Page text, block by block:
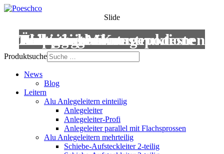
Slide
Leitern
Treppen
Anstiege
Podestleitern
Roll- und Montagepodeste
Wartungsbühnen
Übergänge
Aluminium-Konstruktionen
Produktsuche
News
Blog
Leitern
Alu Anlegeleitern einteilig
Anlegeleiter
Anlegeleiter-Profi
Anlegeleiter parallel mit Flachsprossen
Alu Anlegeleitern mehrteilig
Schiebe-Aufsteckleiter 2-teilig